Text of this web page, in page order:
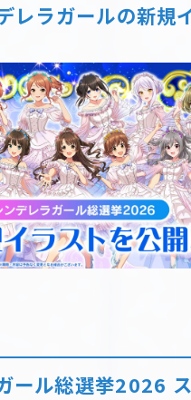
レラガールの新規
ール総選挙2026